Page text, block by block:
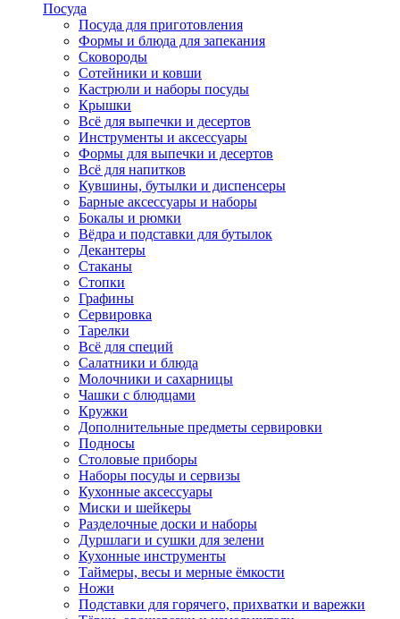
Посуда
Посуда для приготовления
Формы и блюда для запекания
Сковороды
Сотейники и ковши
Кастрюли и наборы посуды
Крышки
Всё для выпечки и десертов
Инструменты и аксессуары
Формы для выпечки и десертов
Всё для напитков
Кувшины, бутылки и диспенсеры
Барные аксессуары и наборы
Бокалы и рюмки
Вёдра и подставки для бутылок
Декантеры
Стаканы
Стопки
Графины
Сервировка
Тарелки
Всё для специй
Салатники и блюда
Молочники и сахарницы
Чашки с блюдцами
Кружки
Дополнительные предметы сервировки
Подносы
Столовые приборы
Наборы посуды и сервизы
Кухонные аксессуары
Миски и шейкеры
Разделочные доски и наборы
Дуршлаги и сушки для зелени
Кухонные инструменты
Таймеры, весы и мерные ёмкости
Ножи
Подставки для горячего, прихватки и варежки